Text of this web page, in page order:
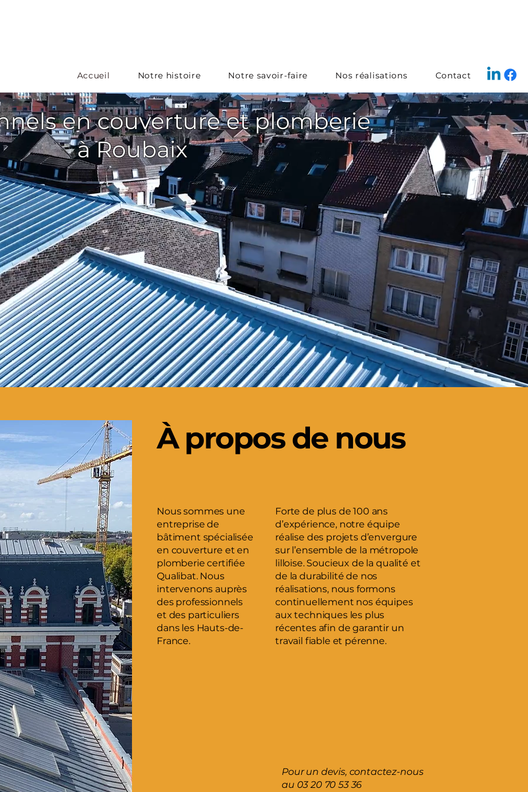
Accueil Notre histoire Notre savoir-faire Nos réalisations Contact
en couverture et plomberie
à Roubaix
À propos de nous
Nous sommes une
entreprise de
bâtiment spécialisée
en couverture et en
plomberie certifiée
Qualibat. Nous
intervenons auprès
des professionnels
et des particuliers
dans les Hauts-de-
France.
Forte de plus de 100 ans
d’expérience, notre équipe
réalise des projets d’envergure
sur l’ensemble de la métropole
lilloise. Soucieux de la qualité et
de la durabilité de nos
réalisations, nous formons
continuellement nos équipes
aux techniques les plus
récentes afin de garantir un
travail fiable et pérenne.
Pour un devis, contactez-nous
au 03 20 70 53 36